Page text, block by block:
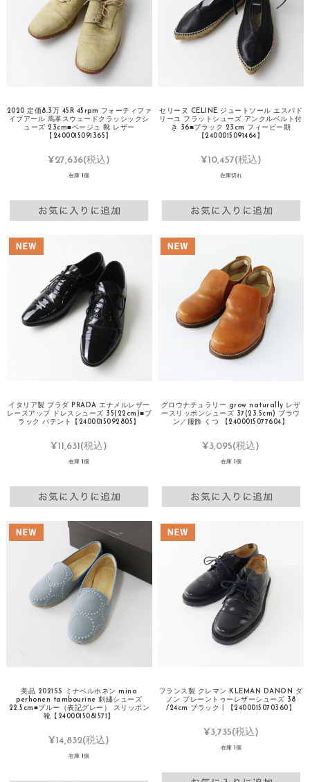
2020 定価8.3万 45R 45rpm フォーティファ
イブアール 馬革スウェードクラッシックシ
ューズ 23cm■ベージュ 靴 レザー
【2400015091365】
¥27,636(税込)
在庫 1個
セリーヌ CELINE ジュートソール エスパド
リーユ フラットシューズ アンクルベルト付
き 36■ブラック 23cm フィービー期
【2400015091464】
¥10,457(税込)
在庫切れ
イタリア製 プラダ PRADA エナメルレザー
レースアップ ドレスシューズ 35(22cm)■ブ
ラック パテント【2400015092805】
¥11,631 (税込)
在庫 1個
グロウナチュラリー grow naturally レザ
ースリッポンシューズ 37(23.5cm) ブラウ
ン／服飾 くつ 【2400015077604】
¥3,095(税込)
在庫 1個
美品 2021SS ミナペルホネン mina
perhonen tambourine 刺繍シューズ
22.5cm■ブルー（表記グレー） スリッポン
靴【2400015081571】
¥14,832(税込)
在庫 1個
フランス製 クレマン KLEMAN DANON ダ
ノン プレーントゥーレザーシューズ 38
/24cm ブラック┃【2400015070360】
¥3,735(税込)
在庫 1個